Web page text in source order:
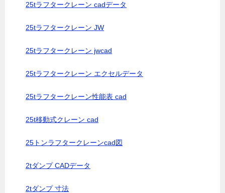
25tラフタークレーン cadデータ
25tラフタークレーン JW
25tラフタークレーン jwcad
25tラフタークレーン エクセルデータ
25tラフタークレーン性能表 cad
25t移動式クレーン cad
25トンラフタークレーンcad図
2tダンプ CADデータ
2tダンプ 寸法